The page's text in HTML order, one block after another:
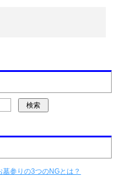
参りの3つのNGとは？